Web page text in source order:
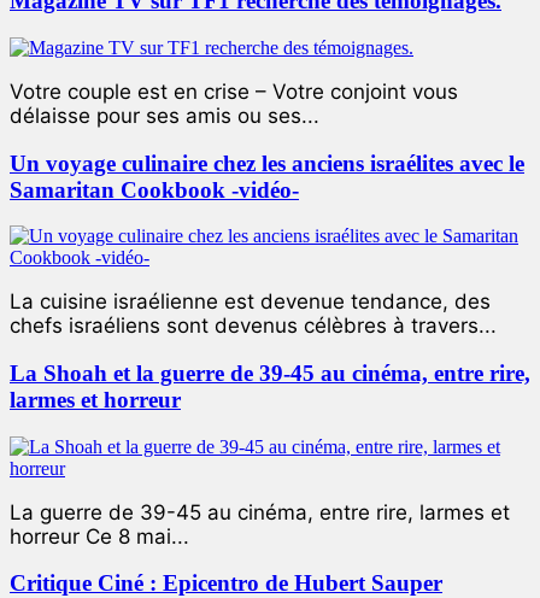
Votre couple est en crise – Votre conjoint vous
délaisse pour ses amis ou ses...
Un voyage culinaire chez les anciens israélites avec le
Samaritan Cookbook -vidéo-
La cuisine israélienne est devenue tendance, des
chefs israéliens sont devenus célèbres à travers...
La Shoah et la guerre de 39-45 au cinéma, entre rire,
larmes et horreur
La guerre de 39-45 au cinéma, entre rire, larmes et
horreur Ce 8 mai...
Critique Ciné : Epicentro de Hubert Sauper